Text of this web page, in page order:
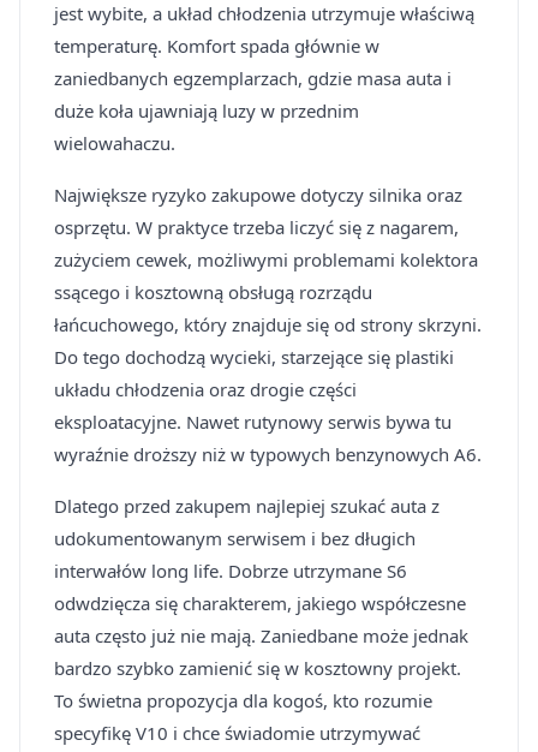
jest wybite, a układ chłodzenia utrzymuje właściwą
temperaturę. Komfort spada głównie w
zaniedbanych egzemplarzach, gdzie masa auta i
duże koła ujawniają luzy w przednim
wielowahaczu.
Największe ryzyko zakupowe dotyczy silnika oraz
osprzętu. W praktyce trzeba liczyć się z nagarem,
zużyciem cewek, możliwymi problemami kolektora
ssącego i kosztowną obsługą rozrządu
łańcuchowego, który znajduje się od strony skrzyni.
Do tego dochodzą wycieki, starzejące się plastiki
układu chłodzenia oraz drogie części
eksploatacyjne. Nawet rutynowy serwis bywa tu
wyraźnie droższy niż w typowych benzynowych A6.
Dlatego przed zakupem najlepiej szukać auta z
udokumentowanym serwisem i bez długich
interwałów long life. Dobrze utrzymane S6
odwdzięcza się charakterem, jakiego współczesne
auta często już nie mają. Zaniedbane może jednak
bardzo szybko zamienić się w kosztowny projekt.
To świetna propozycja dla kogoś, kto rozumie
specyfikę V10 i chce świadomie utrzymywać